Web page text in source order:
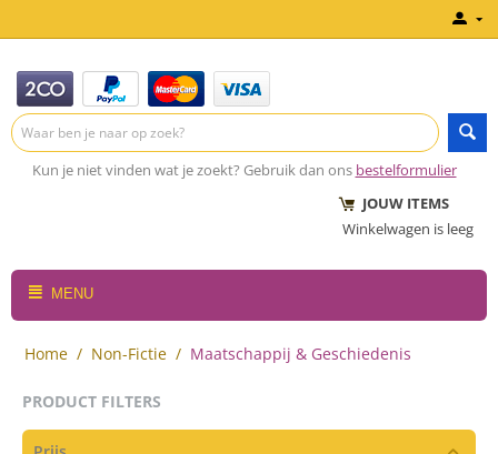
Kun je niet vinden wat je zoekt? Gebruik dan ons bestelformulier
JOUW ITEMS
Winkelwagen is leeg
MENU
Home / Non-Fictie / Maatschappij & Geschiedenis
PRODUCT FILTERS